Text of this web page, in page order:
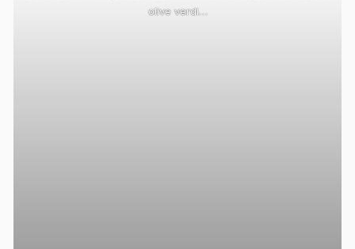
olive verdi…